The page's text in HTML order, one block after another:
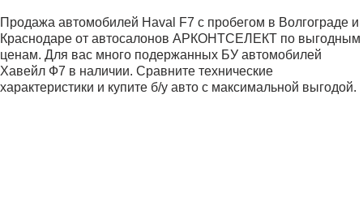
Продажа автомобилей Haval F7 с пробегом в Волгограде и
Краснодаре от автосалонов АРКОНТСЕЛЕКТ по выгодным
ценам. Для вас много подержанных БУ автомобилей
Хавейл Ф7 в наличии. Сравните технические
характеристики и купите б/у авто с максимальной выгодой.